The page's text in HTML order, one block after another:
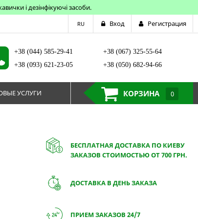
і дезінфікуючі засоби.
БЕСПЛАТНАЯ ДОСТАВКА ПО КИЕВУ
ЗАКАЗОВ СТОИМОСТЬЮ ОТ 700 ГРН.
ДОСТАВКА В ДЕНЬ ЗАКАЗА
ПРИЕМ ЗАКАЗОВ 24/7
RU Вход Регистрация
+38 (044) 585-29-41
+38 (093) 621-23-05
+38 (067) 325-55-64
+38 (050) 682-94-66
УСЛУГИ КОРЗИНА 0